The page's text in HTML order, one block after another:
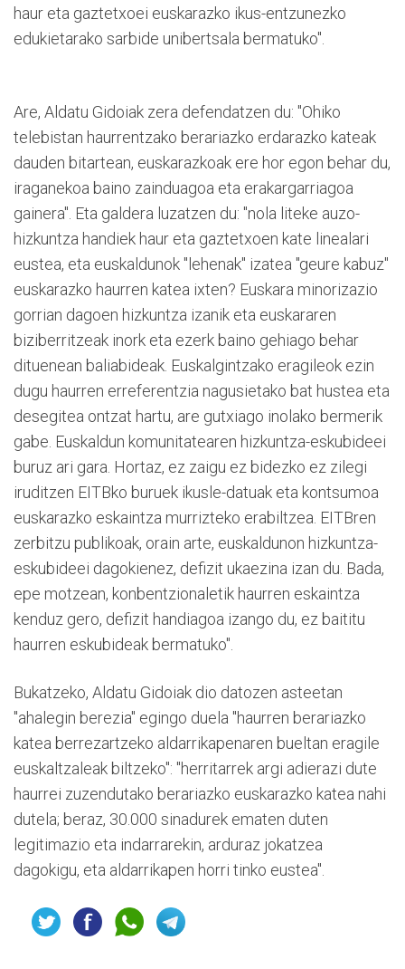
haur eta gaztetxoei euskarazko ikus-entzunezko
edukietarako sarbide unibertsala bermatuko".
Are, Aldatu Gidoiak zera defendatzen du: "Ohiko
telebistan haurrentzako berariazko erdarazko kateak
dauden bitartean, euskarazkoak ere hor egon behar du,
iraganekoa baino zainduagoa eta erakargarriagoa
gainera". Eta galdera luzatzen du: "nola liteke auzo-
hizkuntza handiek haur eta gaztetxoen kate linealari
eustea, eta euskaldunok "lehenak" izatea "geure kabuz"
euskarazko haurren katea ixten? Euskara minorizazio
gorrian dagoen hizkuntza izanik eta euskararen
biziberritzeak inork eta ezerk baino gehiago behar
dituenean baliabideak. Euskalgintzako eragileok ezin
dugu haurren erreferentzia nagusietako bat hustea eta
desegitea ontzat hartu, are gutxiago inolako bermerik
gabe. Euskaldun komunitatearen hizkuntza-eskubideei
buruz ari gara. Hortaz, ez zaigu ez bidezko ez zilegi
iruditzen EITBko buruek ikusle-datuak eta kontsumoa
euskarazko eskaintza murrizteko erabiltzea. EITBren
zerbitzu publikoak, orain arte, euskaldunon hizkuntza-
eskubideei dagokienez, defizit ukaezina izan du. Bada,
epe motzean, konbentzionaletik haurren eskaintza
kenduz gero, defizit handiagoa izango du, ez baititu
haurren eskubideak bermatuko".
Bukatzeko, Aldatu Gidoiak dio datozen asteetan
"ahalegin berezia" egingo duela "haurren berariazko
katea berrezartzeko aldarrikapenaren bueltan eragile
euskaltzaleak biltzeko": "herritarrek argi adierazi dute
haurrei zuzendutako berariazko euskarazko katea nahi
dutela; beraz, 30.000 sinadurek ematen duten
legitimazio eta indarrarekin, arduraz jokatzea
dagokigu, eta aldarrikapen horri tinko eustea".